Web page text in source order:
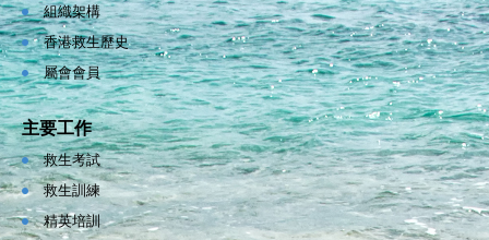
組織架構
香港救生歷史
屬會會員
主要工作
救生考試
救生訓練
精英培訓